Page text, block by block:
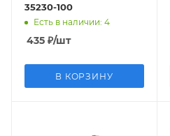
35230-100
Есть в наличии: 4
435 ₽/шт
В КОРЗИНУ